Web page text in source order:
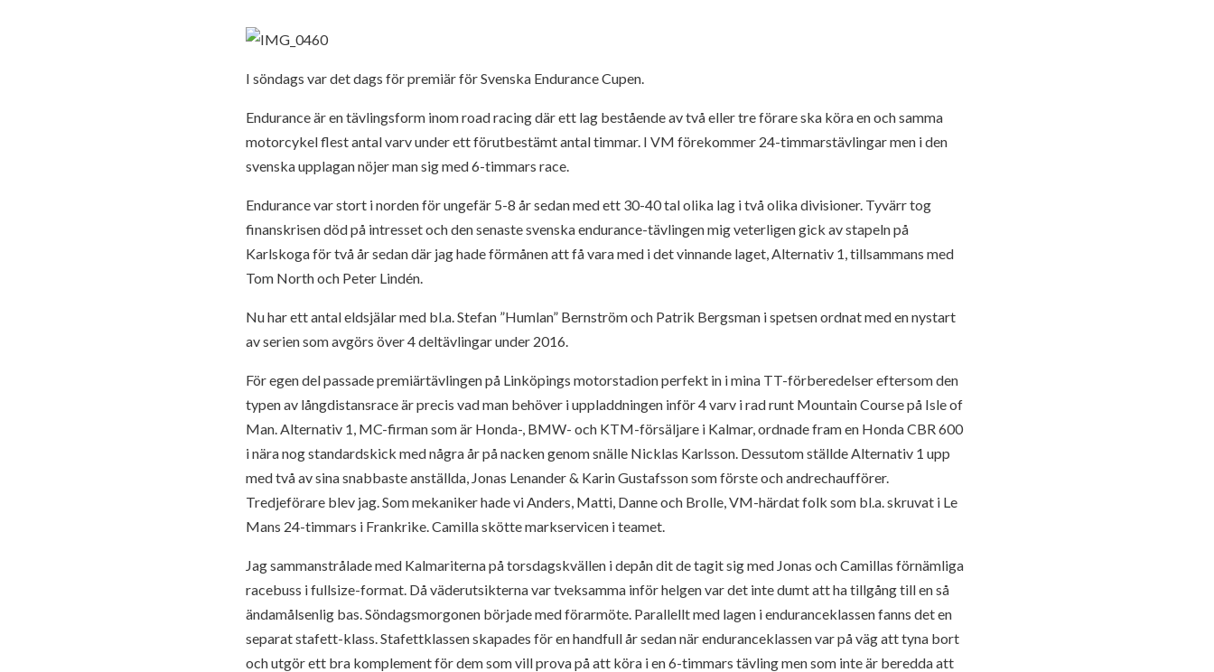
I söndags var det dags för premiär för Svenska Endurance Cupen.
Endurance är en tävlingsform inom road racing där ett lag bestående av två eller tre förare ska köra en och samma
motorcykel flest antal varv under ett förutbestämt antal timmar. I VM förekommer 24-timmarstävlingar men i den
svenska upplagan nöjer man sig med 6-timmars race.
Endurance var stort i norden för ungefär 5-8 år sedan med ett 30-40 tal olika lag i två olika divisioner. Tyvärr tog
finanskrisen död på intresset och den senaste svenska endurance-tävlingen mig veterligen gick av stapeln på
Karlskoga för två år sedan där jag hade förmånen att få vara med i det vinnande laget, Alternativ 1, tillsammans med
Tom North och Peter Lindén.
Nu har ett antal eldsjälar med bl.a. Stefan ”Humlan” Bernström och Patrik Bergsman i spetsen ordnat med en nystart
av serien som avgörs över 4 deltävlingar under 2016.
För egen del passade premiärtävlingen på Linköpings motorstadion perfekt in i mina TT-förberedelser eftersom den
typen av långdistansrace är precis vad man behöver i uppladdningen inför 4 varv i rad runt Mountain Course på Isle of
Man. Alternativ 1, MC-firman som är Honda-, BMW- och KTM-försäljare i Kalmar, ordnade fram en Honda CBR 600
i nära nog standardskick med några år på nacken genom snälle Nicklas Karlsson. Dessutom ställde Alternativ 1 upp
med två av sina snabbaste anställda, Jonas Lenander & Karin Gustafsson som förste och andrechaufförer.
Tredjeförare blev jag. Som mekaniker hade vi Anders, Matti, Danne och Brolle, VM-härdat folk som bl.a. skruvat i Le
Mans 24-timmars i Frankrike. Camilla skötte markservicen i teamet.
Jag sammanstrålade med Kalmariterna på torsdagskvällen i depån dit de tagit sig med Jonas och Camillas förnämliga
racebuss i fullsize-format. Då väderutsikterna var tveksamma inför helgen var det inte dumt att ha tillgång till en så
ändamålsenlig bas. Söndagsmorgonen började med förarmöte. Parallellt med lagen i enduranceklassen fanns det en
separat stafett-klass. Stafettklassen skapades för en handfull år sedan när enduranceklassen var på väg att tyna bort
och utgör ett bra komplement för dem som vill prova på att köra i en 6-timmars tävling men som inte är beredda att